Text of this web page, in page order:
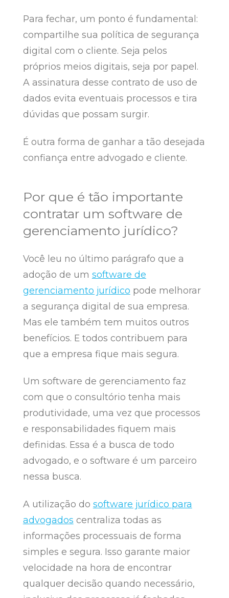
Para fechar, um ponto é fundamental:
compartilhe sua política de segurança
digital com o cliente. Seja pelos
próprios meios digitais, seja por papel.
A assinatura desse contrato de uso de
dados evita eventuais processos e tira
dúvidas que possam surgir.
É outra forma de ganhar a tão desejada
confiança entre advogado e cliente.
Por que é tão importante
contratar um software de
gerenciamento jurídico?
Você leu no último parágrafo que a
adoção de um software de
gerenciamento jurídico pode melhorar
a segurança digital de sua empresa.
Mas ele também tem muitos outros
benefícios. E todos contribuem para
que a empresa fique mais segura.
Um software de gerenciamento faz
com que o consultório tenha mais
produtividade, uma vez que processos
e responsabilidades fiquem mais
definidas. Essa é a busca de todo
advogado, e o software é um parceiro
nessa busca.
A utilização do software jurídico para
advogados centraliza todas as
informações processuais de forma
simples e segura. Isso garante maior
velocidade na hora de encontrar
qualquer decisão quando necessário,